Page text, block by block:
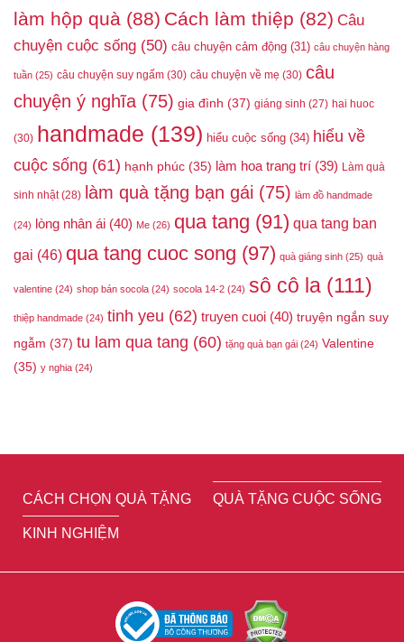
làm hộp quà (88) Cách làm thiệp (82) Câu
chuyện cuộc sống (50) câu chuyện cảm động (31) câu chuyện hàng
tuần (25) câu chuyện suy ngấm (30) câu chuyện về mẹ (30) câu
chuyện ý nghĩa(75) gia đình (37) giáng sinh (27) hai huoc
(30) handmade (139) hiểu cuộc sống (34) hiểu về
cuộc sống (61) hạnh phúc (35) làm hoa trang trí (39) Làm quà
sinh nhật(28) làm quà tặng bạn gái (75) làm đồ handmade
(24) lòng nhân ái (40) Me (26) qua tang (91) qua tang ban
gai (46) qua tang cuoc song (97) quà giáng sinh (25) quà
valentine (24) shop bán socola (24) socola 14-2 (24) sô cô la (111)
thiệp handmade (24) tinh yeu (62) truyen cuoi (40) truyện ngắn suy
ngẫm (37) tu lam qua tang (60) tặng quà bạn gái (24) Valentine
(35) y nghia (24)
CÁCH CHỌN QUÀ TẶNG QUÀ TẶNG CUỘC SỐNG
KINH NGHIỆM